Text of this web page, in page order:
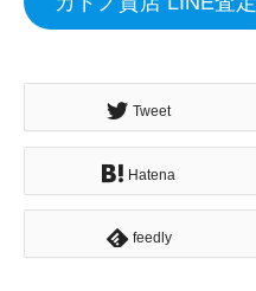
Tweet
Hatena
feedly